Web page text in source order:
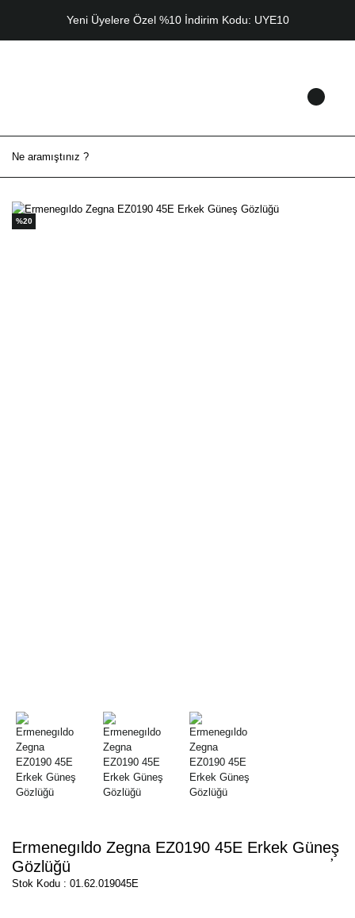
Yeni Üyelere Özel %10 İndirim Kodu: UYE10
%20
Ermenegıldo Zegna EZ0190 45E Erkek Güneş
Gözlüğü
Stok Kodu : 01.62.019045E